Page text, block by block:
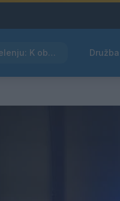
Kam čez vikend v Velenju: K obisku vabi Poletni bolšji sejem Družba